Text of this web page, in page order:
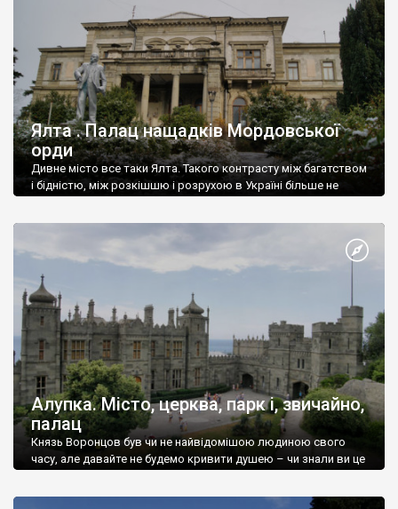
Ялта . Палац нащадків Мордовської
орди
Дивне місто все таки Ялта. Такого контрасту між багатством
і бідністю, між розкішшю і розрухою в Україні більше не
Алупка. Місто, церква, парк і, звичайно,
палац
Князь Воронцов був чи не найвідомішою людиною свого
часу, але давайте не будемо кривити душею – чи знали ви це